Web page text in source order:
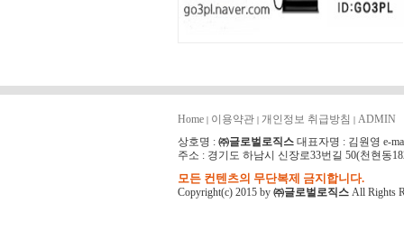
Home| 이용약관| 개인정보 취급방침 | ADMIN
상호명 : ㈜글로벌로직스 대표자명 : 김원영 e-
주소 : 경기도 하남시 신장로33번길 50(천현동
모든 컨텐츠의 무단복제 금지합니다.
Copyright(c) 2015 by ㈜글로벌로직스All Rights